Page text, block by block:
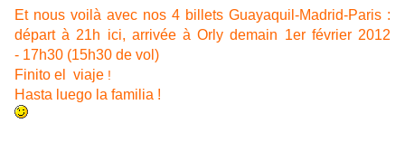
Et nous voilà avec nos 4 billets Guayaquil-Madrid-Paris :
départ à 21h ici, arrivée à Orly demain 1er février 2012
- 17h30 (15h30 de vol)
Finito el viaje !
Hasta luego la familia !